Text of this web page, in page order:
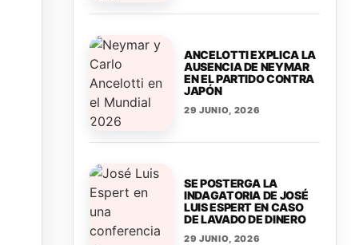
ANCELOTTI EXPLICA LA
AUSENCIA DE NEYMAR
EN EL PARTIDO CONTRA
JAPÓN
29 JUNIO, 2026
SE POSTERGA LA
INDAGATORIA DE JOSÉ
LUIS ESPERT EN CASO
DE LAVADO DE DINERO
29 JUNIO, 2026